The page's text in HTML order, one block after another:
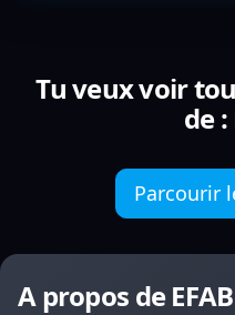
Tu veux voir
de :
Parcourir
A propos de EFAB